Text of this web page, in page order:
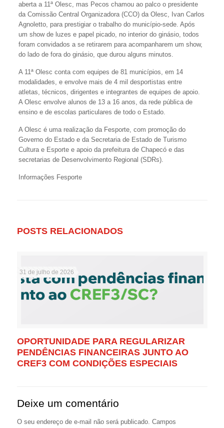
aberta a 11ª Olesc, mas Pecos chamou ao palco o presidente
da Comissão Central Organizadora (CCO) da Olesc, Ivan Carlos
Agnoletto, para prestigiar o trabalho do município-sede. Após
um show de luzes e papel picado, no interior do ginásio, todos
foram convidados a se retirarem para acompanharem um show,
do lado de fora do ginásio, que durou alguns minutos.
A 11ª Olesc conta com equipes de 81 municípios, em 14
modalidades, e envolve mais de 4 mil desportistas entre
atletas, técnicos, dirigentes e integrantes de equipes de apoio.
A Olesc envolve alunos de 13 a 16 anos, da rede pública de
ensino e de escolas particulares de todo o Estado.
A Olesc é uma realização da Fesporte, com promoção do
Governo do Estado e da Secretaria de Estado de Turismo
Cultura e Esporte e apoio da prefeitura de Chapecó e das
secretarias de Desenvolvimento Regional (SDRs).
Informações Fesporte
POSTS RELACIONADOS
31 de julho de 2026
OPORTUNIDADE PARA REGULARIZAR
PENDÊNCIAS FINANCEIRAS JUNTO AO
CREF3 COM CONDIÇÕES ESPECIAIS
Deixe um comentário
O seu endereço de e-mail não será publicado. Campos